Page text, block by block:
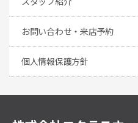
お問い合わせ・来店予約
個人情報保護方針